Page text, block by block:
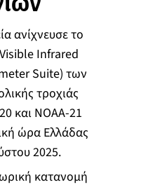
ανίχνευσε το
Infrared
Suite) των
τροχιάς
και NOAA-21
ώρα Ελλάδας
2025.
κατανομή